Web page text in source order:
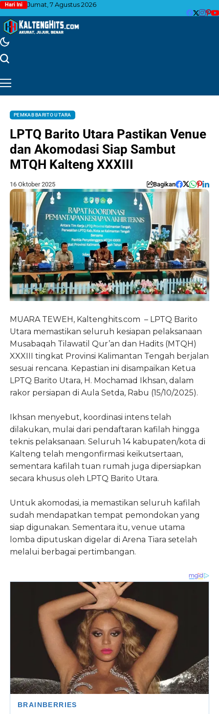
Hari Ini Jumat, 7 Agustus 2026
PEMKAB BARITO UTARA
LPTQ Barito Utara Pastikan Venue
dan Akomodasi Siap Sambut
MTQH Kalteng XXXIII
16 Oktober 2025 Bagikan
MUARA TEWEH, Kaltenghits.com – LPTQ Barito
Utara memastikan seluruh kesiapan pelaksanaan
Musabaqah Tilawatil Qur’an dan Hadits (MTQH)
XXXIII tingkat Provinsi Kalimantan Tengah berjalan
sesuai rencana. Kepastian ini disampaikan Ketua
LPTQ Barito Utara, H. Mochamad Ikhsan, dalam
rakor persiapan di Aula Setda, Rabu (15/10/2025).
Ikhsan menyebut, koordinasi intens telah
dilakukan, mulai dari pendaftaran kafilah hingga
teknis pelaksanaan. Seluruh 14 kabupaten/kota di
Kalteng telah mengonfirmasi keikutsertaan,
sementara kafilah tuan rumah juga dipersiapkan
secara khusus oleh LPTQ Barito Utara.
Untuk akomodasi, ia memastikan seluruh kafilah
sudah mendapatkan tempat pemondokan yang
siap digunakan. Sementara itu, venue utama
lomba diputuskan digelar di Arena Tiara setelah
melalui berbagai pertimbangan.